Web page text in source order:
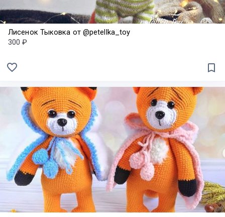
Лисенок Тыковка от @petellka_toy
300 ₽
bookmark_border
favorite_border